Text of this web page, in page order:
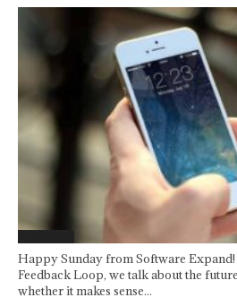
Happy Sunday from Software
Feedback Loop, we talk about the
whether it makes sense...